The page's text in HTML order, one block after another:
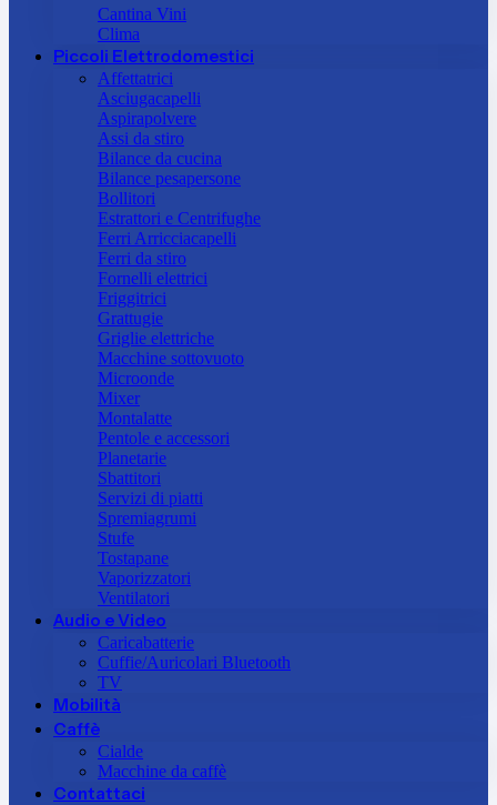
Cantina Vini
Clima
Piccoli Elettrodomestici
Affettatrici
Asciugacapelli
Aspirapolvere
Assi da stiro
Bilance da cucina
Bilance pesapersone
Bollitori
Estrattori e Centrifughe
Ferri Arricciacapelli
Ferri da stiro
Fornelli elettrici
Friggitrici
Grattugie
Griglie elettriche
Macchine sottovuoto
Microonde
Mixer
Montalatte
Pentole e accessori
Planetarie
Sbattitori
Servizi di piatti
Spremiagrumi
Stufe
Tostapane
Vaporizzatori
Ventilatori
Audio e Video
Caricabatterie
Cuffie/Auricolari Bluetooth
TV
Mobilità
Caffè
Cialde
Macchine da caffè
Contattaci